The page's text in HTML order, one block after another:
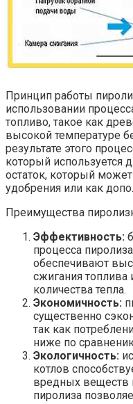
Принцип работы
использовании
топливо, такое как
высокой температуре
результате этого
который используется
остаток, который
удобрения или как
Преимущества
Эффективность:
процесса
обеспечивают
сжигания топлива
количества тепла.
Экономичность:
существенно
так как
ниже по
Экологичность:
котлов
вредных веществ
пиролиза